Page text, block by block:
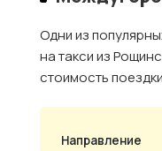
Одни из
на такси из
стоимость
Направление